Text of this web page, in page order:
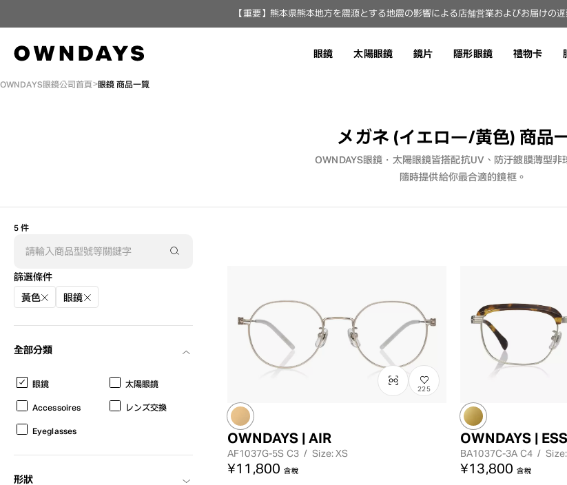
【重要】熊本県熊本地方を震源とする地震の影響による店舗営業およびお届けの
眼鏡 太陽眼鏡 鏡片 隱形眼鏡 禮物卡
OWNDAYS眼鏡公司首頁 眼鏡 商品一覽
メガネ (イエロー/黄色) 商品
OWNDAYS眼鏡・太陽眼鏡皆搭配抗UV、防汙鍍膜薄型非
隨時提供給你最合適的鏡框。
5 件
篩選條件
黃色 眼鏡
全部分類
眼鏡 太陽眼鏡
Accessoires レンズ交換
Eyeglasses
形狀
225
OWNDAYS | AIR
AF1037G-5S C3 / Size: XS
¥11,800 含稅
OWNDAYS |
BA1037C-3A C4 /
¥13,800 含稅